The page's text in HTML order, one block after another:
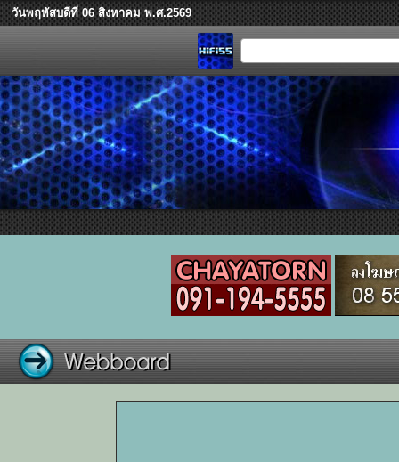
วันพฤหัสบดีที่ 06 สิงหาคม พ.ศ.2569